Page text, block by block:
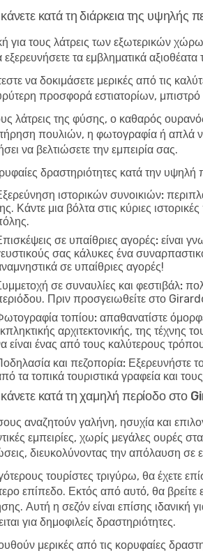
κάνετε κατά τη διάρκεια της
για τους λάτρεις των εξωτερικών
εξερευνήσετε τα εμβληματικά
να δοκιμάσετε μερικές από τις
προσφορά εστιατορίων,
λάτρεις της φύσης, ο καθαρός
πουλιών, η φωτογραφία ή απλά
να βελτιώσετε την εμπειρία σας.
δραστηριότητες κατά την
ιστορικών συνοικιών:
Κάντε μια βόλτα στις κύριες
σε υπαίθριες αγορές: είναι
σας κάλυκες ένα
σε υπαίθριες αγορές!
σε συναυλίες και φεστιβάλ:
Πριν προσγειωθείτε στο
τοπίου: απαθανατίστε
αρχιτεκτονικής, της τέχνης
είναι ένας από τους καλύτερους
και πεζοπορία: Εξερευνήστε
τα τοπικά τουριστικά γραφεία και
κάνετε κατά τη χαμηλή περίοδο στο
αναζητούν γαλήνη, ησυχία και
εμπειρίες, χωρίς μεγάλες ουρές
διευκολύνοντας την απόλαυση σε
τουρίστες τριγύρω, θα έχετε
επίπεδο. Εκτός από αυτό, θα
Αυτή η σεζόν είναι επίσης ιδανική
για δημοφιλείς δραστηριότητες.
μερικές από τις κορυφαίες